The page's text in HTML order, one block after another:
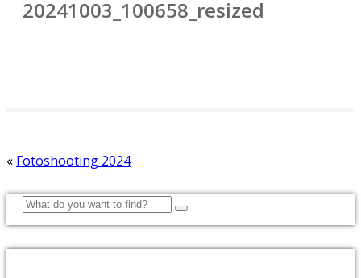
20241003_100658_resized
« Fotoshooting 2024